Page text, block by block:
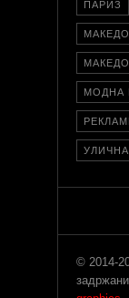
ПАРИЗ
МОДНА
© 2014-